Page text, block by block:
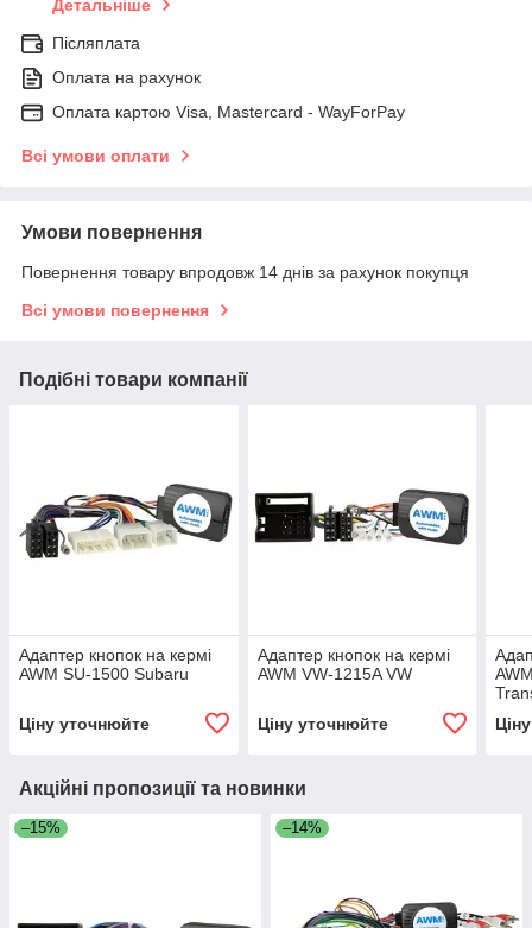
Детальніше
Післяплата
Оплата на рахунок
Оплата картою Visa, Mastercard - WayForPay
Всі умови оплати
Умови повернення
Повернення товару впродовж 14 днів за рахунок покупця
Всі умови повернення
Подібні товари компанії
Адаптер кнопок на кермі
AWM SU-1500 Subaru
Ціну уточнюйте
Адаптер кнопок на кермі
AWM VW-1215A VW
Ціну уточнюйте
Акційні пропозиції та новинки
–15% –14%